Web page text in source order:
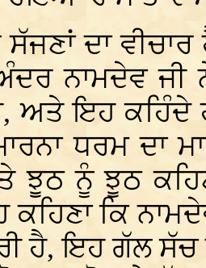
ਦਾ ਵੀਚਾਰ
ਨਾਮਦੇਵ ਜੀ
ਅਤੇ ਇਹ ਕਹਿੰਦੇ
ਧਰਮ ਦਾ
ਝੂਠ ਨੂੰ ਝੂਠ
ਕਿ
ਹੈ, ਇਹ ਗੱਲ ਸੱਚ